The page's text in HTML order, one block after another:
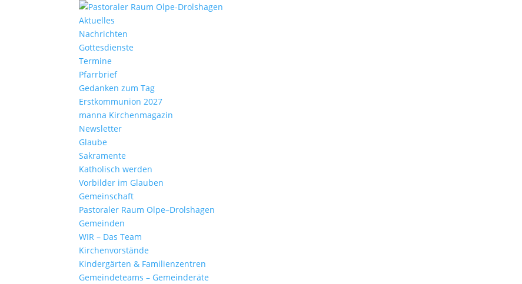
Aktu­elles
Nach­richten
Gottes­dienste
Termine
Pfarr­brief
Gedanken zum Tag
Erst­kom­mu­nion 2027
manna Kirchen­ma­gazin
News­letter
Glaube
Sakra­mente
Katho­lisch werden
Vorbilder im Glauben
Gemein­schaft
Pasto­raler Raum Olpe–Drolshagen
Gemeinden
WIR – Das Team
Kirchen­vor­stände
Kinder­gärten & Familienzentren
Gemein­de­teams – Gemeinderäte